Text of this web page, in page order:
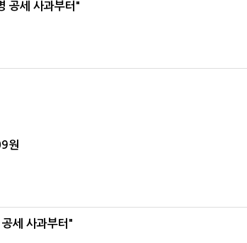
공세 사과부터"
원
세 사과부터"